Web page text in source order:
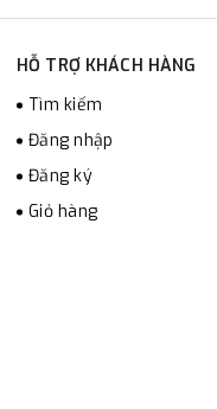
HỖ TRỢ KHÁCH HÀNG
Tìm kiếm
Đăng nhập
Đăng ký
Giỏ hàng